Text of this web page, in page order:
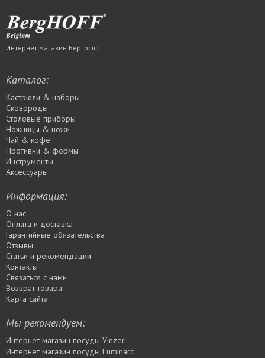
Интернет магазин Бергофф
Каталог:
Кастрюли & наборы
Сковороды
Столовые приборы
Ножницы & ножи
Чай & кофе
Противни & формы
Инструменты
Аксессуары
Информация:
О нас_____
Оплата и доставка
Гарантийные обязательства
Отзывы
Статьи и рекомендации
Контакты
Связаться с нами
Возврат товара
Карта сайта
Мы рекомендуем:
Интернет магазин посуды Vinzer
Интернет магазин посуды Luminarc